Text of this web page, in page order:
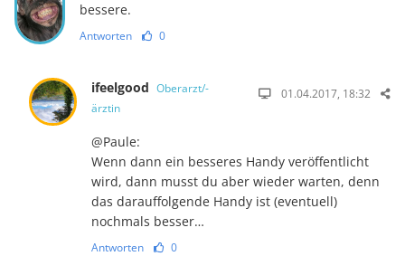
bessere.
Antworten 0
ifeelgood Oberarzt/-
ärztin
01.04.2017, 18:32
@Paule:
Wenn dann ein besseres Handy veröffentlicht
wird, dann musst du aber wieder warten, denn
das darauffolgende Handy ist (eventuell)
nochmals besser…
Antworten 0